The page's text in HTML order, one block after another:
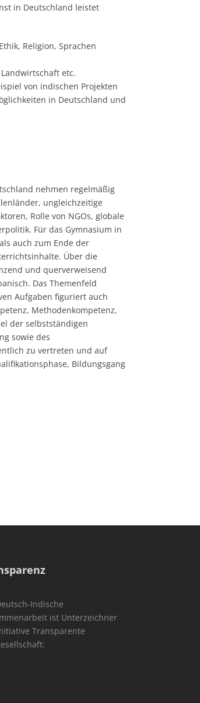
in Deutschland leistet
Religion, Sprachen
etc.
von indischen Projekten
in Deutschland und
nehmen regelmäßig
ungleichzeitige
Rolle von NGOs, globale
Für das Gymnasium in
auch zum Ende der
Über die
und querverweisend
Das Themenfeld
Aufgaben figuriert auch
Methodenkompetenz,
der selbstständigen
sowie des
zu vertreten und auf
Bildungsgang
Indische
ist Unterzeichner
Transparente